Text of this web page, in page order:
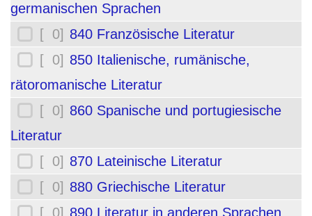
germanischen Sprachen
[ 0] 840 Französische Literatur
[ 0] 850 Italienische, rumänische,
rätoromanische Literatur
[ 0] 860 Spanische und portugiesische
Literatur
[ 0] 870 Lateinische Literatur
[ 0] 880 Griechische Literatur
[ 0] 890 Literatur in anderen Sprachen